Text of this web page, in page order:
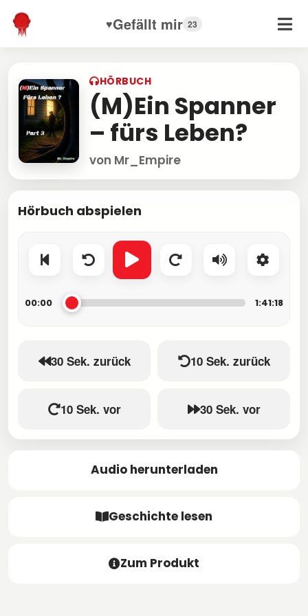
♥Gefällt mir 23
HÖRBUCH
(M)Ein Spanner
– fürs Leben?
von Mr_Empire
Hörbuch abspielen
00:00 1:41:18
30 Sek. zurück 10 Sek. zurück
10 Sek. vor 30 Sek. vor
Audio herunterladen
Geschichte lesen
Zum Produkt